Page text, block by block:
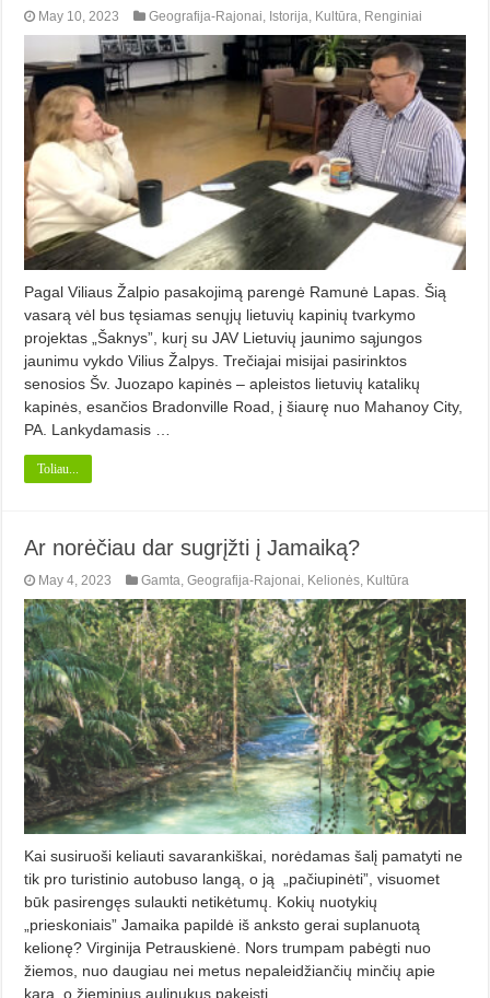
May 10, 2023 Geografija-Rajonai, Istorija, Kultūra, Renginiai
Pagal Viliaus Žalpio pasakojimą parengė Ramunė Lapas. Šią
vasarą vėl bus tęsiamas senųjų lietuvių kapinių tvarkymo
projektas „Šaknys”, kurį su JAV Lietuvių jaunimo sąjungos
jaunimu vykdo Vilius Žalpys. Trečiajai misijai pasirinktos
senosios Šv. Juozapo kapinės – apleistos lietuvių katalikų
kapinės, esančios Bradonville Road, į šiaurę nuo Mahanoy City,
PA. Lankydamasis …
Toliau...
Ar norėčiau dar sugrįžti į Jamai­ką?
May 4, 2023 Gamta,Geografija-Rajonai, Kelionės, Kultūra
Kai susiruoši keliauti savarankiškai, norėdamas šalį pamatyti ne
tik pro turistinio autobuso langą, o ją „pačiupinėti”, visuomet
būk pasirengęs sulaukti netikėtumų. Kokių nuotykių
„prieskoniais” Jamaika papildė iš anksto gerai suplanuotą
kelionę? Virginija Petrauskienė. Nors trumpam pabėgti nuo
žiemos, nuo daugiau nei metus nepaleidžiančių minčių apie
karą, o žieminius aulinukus pakeisti …